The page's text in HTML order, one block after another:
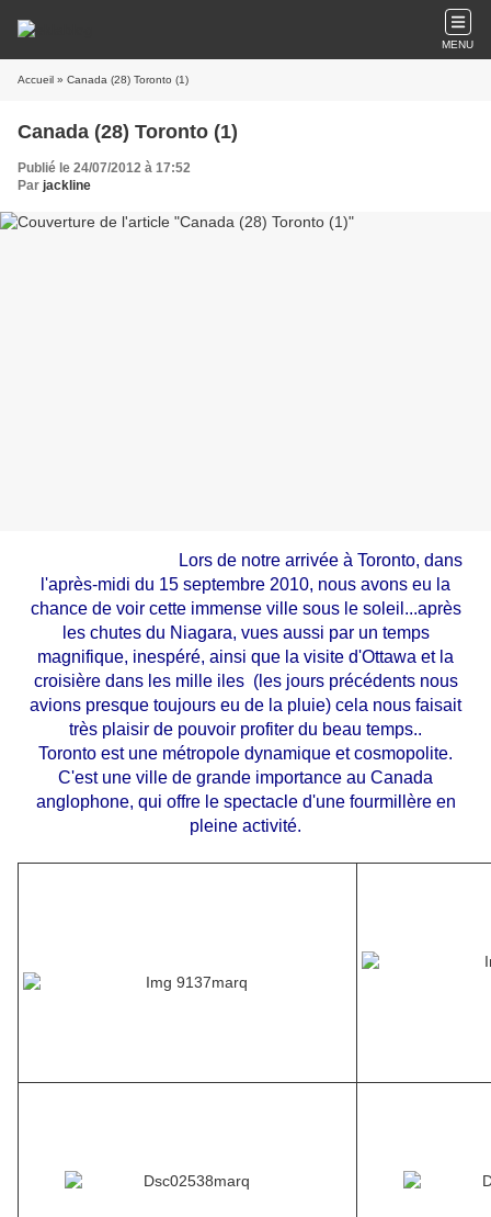
MENU
Accueil » Canada (28) Toronto (1)
Canada (28) Toronto (1)
Publié le 24/07/2012 à 17:52
Par jackline
Lors de notre arrivée à Toronto, dans
l'après-midi du 15 septembre 2010, nous avons eu la
chance de voir cette immense ville sous le soleil...après
les chutes du Niagara, vues aussi par un temps
magnifique, inespéré, ainsi que la visite d'Ottawa et la
croisière dans les mille iles (les jours précédents nous
avions presque toujours eu de la pluie) cela nous faisait
très plaisir de pouvoir profiter du beau temps..
Toronto est une métropole dynamique et cosmopolite.
C'est une ville de grande importance au Canada
anglophone, qui offre le spectacle d'une fourmillère en
pleine activité.